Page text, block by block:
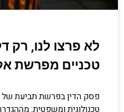
לא פרצו לנו, רק
טכניים מפרשת
פסק הדין בפרשת תביעת
טכנולוגית ומשפטית: